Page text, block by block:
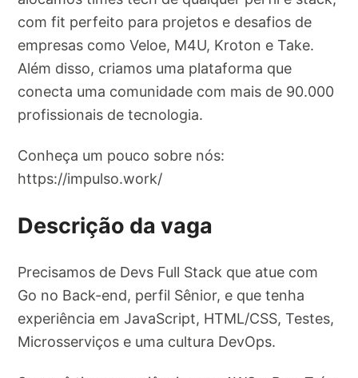
com fit perfeito para projetos e desafios de
empresas como Veloe, M4U, Kroton e Take.
Além disso, criamos uma plataforma que
conecta uma comunidade com mais de 90.000
profissionais de tecnologia.
Conheça um pouco sobre nós:
https://impulso.work/
Descrição da vaga
Precisamos de Devs Full Stack que atue com
Go no Back-end, perfil Sênior, e que tenha
experiência em JavaScript, HTML/CSS, Testes,
Microsserviços e uma cultura DevOps.